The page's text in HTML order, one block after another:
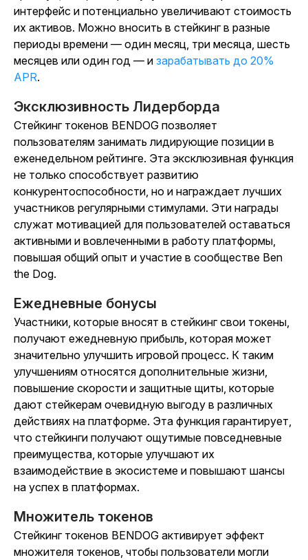
интерфейс и потенциально увеличивают стоимость
их активов. Можно вносить в стейкинг в разные
периоды времени — один месяц, три месяца, шесть
месяцев или один год — и зарабатывать до 20%
APR.
Эксклюзивность Лидерборда
Стейкинг токенов BENDOG позволяет
пользователям занимать лидирующие позиции в
еженедельном рейтинге. Эта эксклюзивная функция
не только способствует развитию
конкурентоспособности, но и награждает лучших
участников регулярными стимулами. Эти награды
служат мотивацией для пользователей оставаться
активными и вовлеченными в работу платформы,
повышая общий опыт и участие в сообществе Ben
the Dog.
Ежедневные бонусы
Участники, которые вносят в стейкинг свои токены,
получают ежедневную прибыль, которая может
значительно улучшить игровой процесс. К таким
улучшениям относятся дополнительные жизни,
повышение скорости и защитные щиты, которые
дают стейкерам очевидную выгоду в различных
действиях на платформе. Эта функция гарантирует,
что стейкинги получают ощутимые повседневные
преимущества, которые улучшают их
взаимодействие в экосистеме и повышают шансы
на успех в платформах.
Множитель токенов
Стейкинг токенов BENDOG активирует эффект
множителя токенов, чтобы пользователи могли